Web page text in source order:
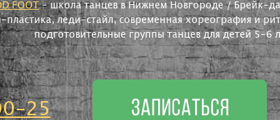
FOOT- школа танцев в Нижнем Новгороде / Брейк-
пластика, леди-стайл, современная хореография и
подготовительные группы танцев для детей 5-6
25